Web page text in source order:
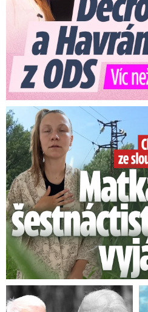
Smrtelný pád chlapce: Matka